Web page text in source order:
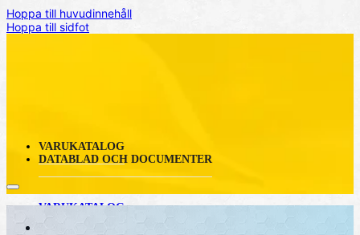
Hoppa till huvudinnehåll
Hoppa till sidfot
VARUKATALOG
DATABLAD OCH DOCUMENTER
VARUKATALOG
DATABLAD OCH DOCUMENTER